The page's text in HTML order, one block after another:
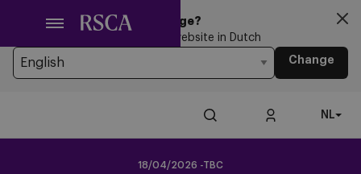
hoofdinhoud
Looking for another Language?
You’re currently browsing the website in Dutch
Change
NL
18/04/2026 -TBC